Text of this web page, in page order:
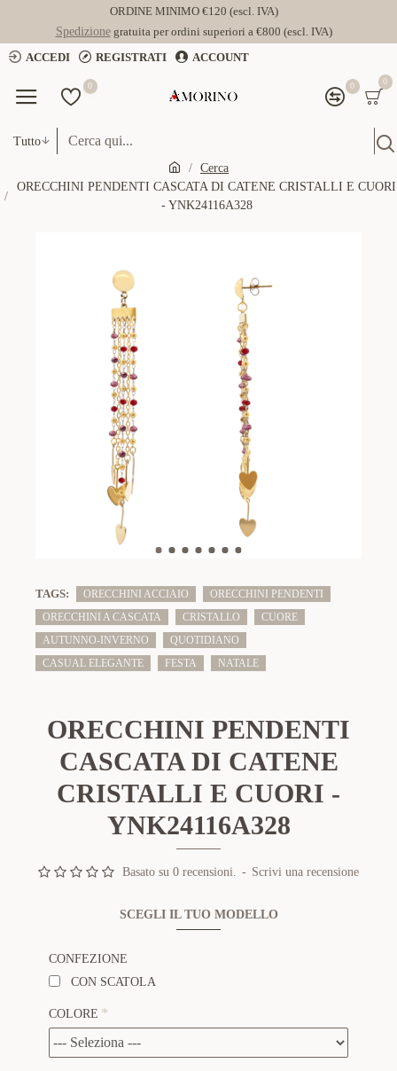
ORDINE MINIMO €120 (escl. IVA)
Spedizionegratuita per ordini superiori a €800 (escl. IVA)
ACCEDI
REGISTRATI ACCOUNT
0 0 0
Tutto
Cerca
ORECCHINI PENDENTI CASCATA DI CATENE CRISTALLI E CUORI
- YNK24116A328
TAGS: ORECCHINI ACCIAIO
ORECCHINI PENDENTI
ORECCHINI A CASCATA
CRISTALLO
CUORE
AUTUNNO-INVERNO
QUOTIDIANO
CASUAL ELEGANTE
FESTA NATALE
ORECCHINI PENDENTI
CASCATA DI CATENE
CRISTALLI E CUORI -
YNK24116A328
Basato su 0 recensioni. - Scrivi una recensione
SCEGLI IL TUO MODELLO
CONFEZIONE
CON SCATOLA
COLORE